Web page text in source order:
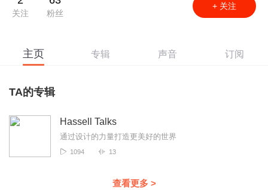
关注 粉丝
+ 关注
主页 专辑 声音 订阅
TA的专辑
Hassell Talks
通过设计的力量打造更美好的世界
1094 13
查看更多 >